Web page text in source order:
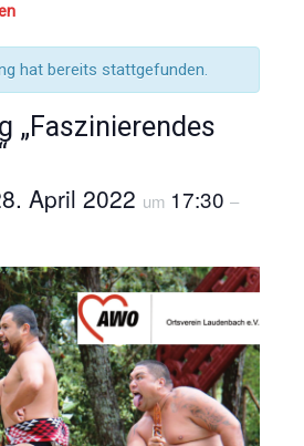
hat bereits stattgefunden.
„Faszinierendes
April 2022 um 17:30 –